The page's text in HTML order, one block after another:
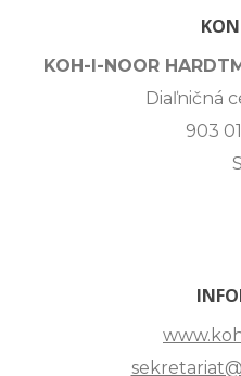
KOH-I-NOOR
Diaľničná
903